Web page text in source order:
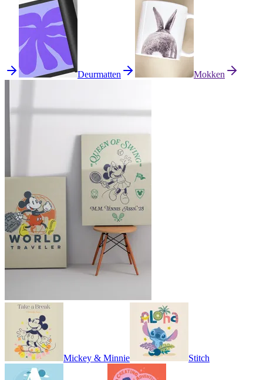
Deurmatten Mokken
Mickey & Minnie Stitch